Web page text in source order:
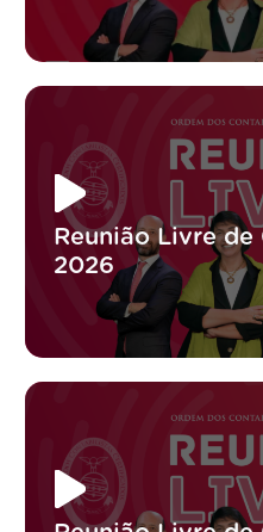
Reunião Livre
2026